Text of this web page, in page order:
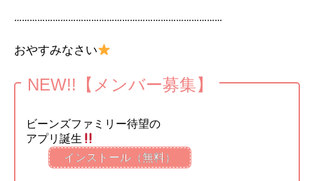
………………………………………………………………………
おやすみなさい
NEW!!【メンバー募集】
ビーンズファミリー待望の
アプリ誕生
インストール（無料）